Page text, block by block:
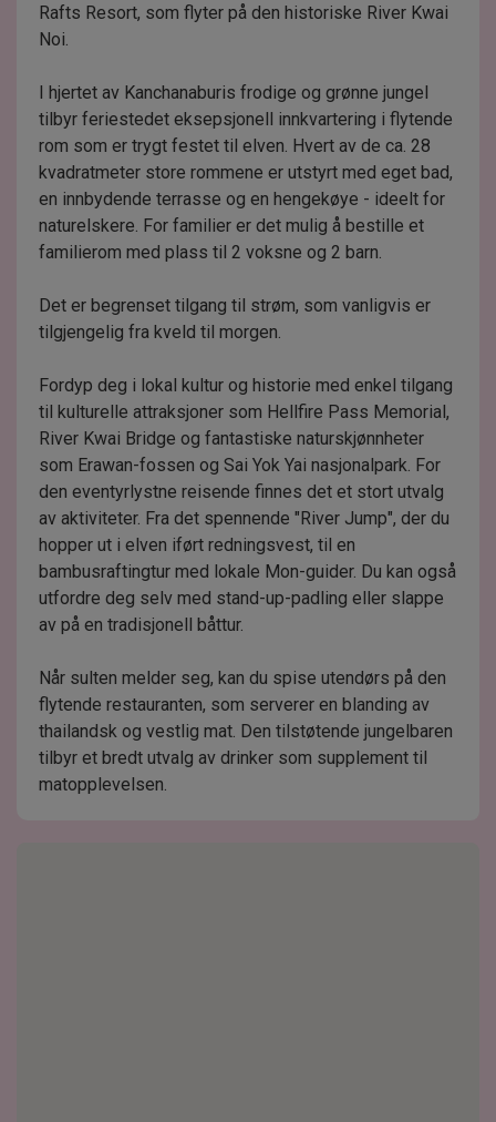
Rafts Resort, som flyter på den historiske River Kwai
Noi.
I hjertet av Kanchanaburis frodige og grønne jungel
tilbyr feriestedet eksepsjonell innkvartering i flytende
rom som er trygt festet til elven. Hvert av de ca. 28
kvadratmeter store rommene er utstyrt med eget bad,
en innbydende terrasse og en hengekøye - ideelt for
naturelskere. For familier er det mulig å bestille et
familierom med plass til 2 voksne og 2 barn.
Det er begrenset tilgang til strøm, som vanligvis er
tilgjengelig fra kveld til morgen.
Fordyp deg i lokal kultur og historie med enkel tilgang
til kulturelle attraksjoner som Hellfire Pass Memorial,
River Kwai Bridge og fantastiske naturskjønnheter
som Erawan-fossen og Sai Yok Yai nasjonalpark. For
den eventyrlystne reisende finnes det et stort utvalg
av aktiviteter. Fra det spennende "River Jump", der du
hopper ut i elven iført redningsvest, til en
bambusraftingtur med lokale Mon-guider. Du kan også
utfordre deg selv med stand-up-padling eller slappe
av på en tradisjonell båttur.
Når sulten melder seg, kan du spise utendørs på den
flytende restauranten, som serverer en blanding av
thailandsk og vestlig mat. Den tilstøtende jungelbaren
tilbyr et bredt utvalg av drinker som supplement til
matopplevelsen.